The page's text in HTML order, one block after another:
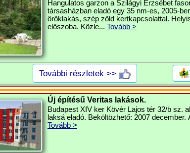
Hangulatos garzon a Szilágyi Erzsébet
társasházban eladó egy 35 nm-es, 2005-
öröklakás, szép zöld kertkapcsolattal.
előszoba. Közle... Tovább >
További részletek >>
Új építésű Veritas lakások.
Budapest XIV ker Kövér Lajos tér 32/b sz.
laksá eladó. Beköltözhető: 2007
Tovább >